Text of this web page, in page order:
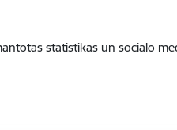
statistikas un sociālo